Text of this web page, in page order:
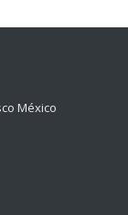
México